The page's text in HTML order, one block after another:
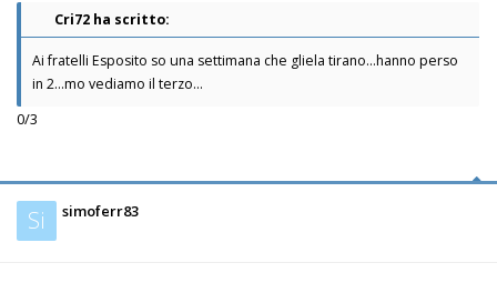
Cri72 ha scritto:
Ai fratelli Esposito so una settimana che gliela tirano...hanno perso
in 2...mo vediamo il terzo...
0/3
Si simoferr83